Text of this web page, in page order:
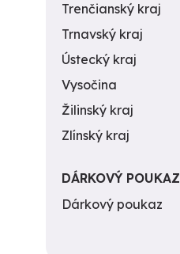
Trenčianský kraj
Trnavský kraj
Ústecký kraj
Vysočina
Žilinský kraj
Zlínský kraj
DÁRKOVÝ POUKAZ
Dárkový poukaz